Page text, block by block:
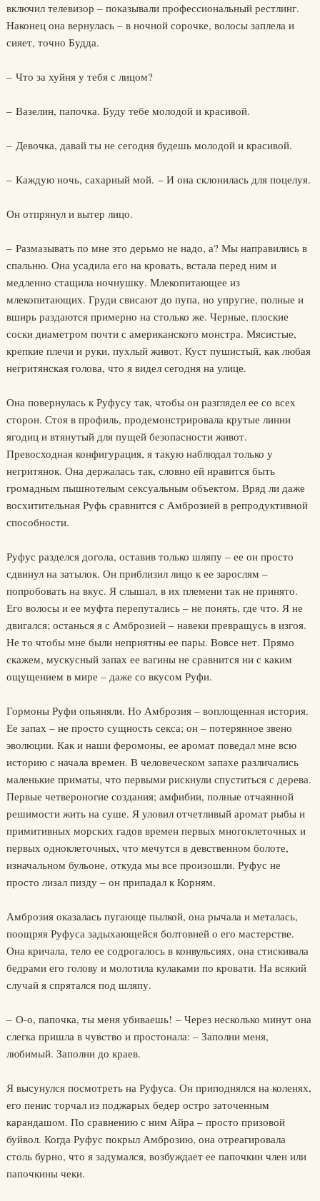
включил телевизор – показывали профессиональный рестлинг.
Наконец она вернулась – в ночной сорочке, волосы заплела и
сияет, точно Будда.
– Что за хуйня у тебя с лицом?
– Вазелин, папочка. Буду тебе молодой и красивой.
– Девочка, давай ты не сегодня будешь молодой и красивой.
– Каждую ночь, сахарный мой. – И она склонилась для поцелуя.
Он отпрянул и вытер лицо.
– Размазывать по мне это дерьмо не надо, а? Мы направились в
спальню. Она усадила его на кровать, встала перед ним и
медленно стащила ночнушку. Млекопитающее из
млекопитающих. Груди свисают до пупа, но упругие, полные и
вширь раздаются примерно на столько же. Черные, плоские
соски диаметром почти с американского монстра. Мясистые,
крепкие плечи и руки, пухлый живот. Куст пушистый, как любая
негритянская голова, что я видел сегодня на улице.
Она повернулась к Руфусу так, чтобы он разглядел ее со всех
сторон. Стоя в профиль, продемонстрировала крутые линии
ягодиц и втянутый для пущей безопасности живот.
Превосходная конфигурация, я такую наблюдал только у
негритянок. Она держалась так, словно ей нравится быть
громадным пышнотелым сексуальным объектом. Вряд ли даже
восхитительная Руфь сравнится с Амброзией в репродуктивной
способности.
Руфус разделся догола, оставив только шляпу – ее он просто
сдвинул на затылок. Он приблизил лицо к ее зарослям –
попробовать на вкус. Я слышал, в их племени так не принято.
Его волосы и ее муфта перепутались – не понять, где что. Я не
двигался; останься я с Амброзией – навеки превращусь в изгоя.
Не то чтобы мне были неприятны ее пары. Вовсе нет. Прямо
скажем, мускусный запах ее вагины не сравнится ни с каким
ощущением в мире – даже со вкусом Руфи.
Гормоны Руфи опьяняли. Но Амброзия – воплощенная история.
Ее запах – не просто сущность секса; он – потерянное звено
эволюции. Как и наши феромоны, ее аромат поведал мне всю
историю с начала времен. В человеческом запахе различались
маленькие приматы, что первыми рискнули спуститься с дерева.
Первые четвероногие создания; амфибии, полные отчаянной
решимости жить на суше. Я уловил отчетливый аромат рыбы и
примитивных морских гадов времен первых многоклеточных и
первых одноклеточных, что мечутся в девственном болоте,
изначальном бульоне, откуда мы все произошли. Руфус не
просто лизал пизду – он припадал к Корням.
Амброзия оказалась пугающе пылкой, она рычала и металась,
поощряя Руфуса задыхающейся болтовней о его мастерстве.
Она кричала, тело ее содрогалось в конвульсиях, она стискивала
бедрами его голову и молотила кулаками по кровати. На всякий
случай я спрятался под шляпу.
– О-о, папочка, ты меня убиваешь! – Через несколько минут она
слегка пришла в чувство и простонала: – Заполни меня,
любимый. Заполни до краев.
Я высунулся посмотреть на Руфуса. Он приподнялся на коленях,
его пенис торчал из поджарых бедер остро заточенным
карандашом. По сравнению с ним Айра – просто призовой
буйвол. Когда Руфус покрыл Амброзию, она отреагировала
столь бурно, что я задумался, возбуждает ее папочкин член или
папочкины чеки.